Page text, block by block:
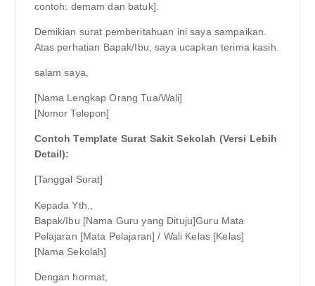
contoh: demam dan batuk].
Demikian surat pemberitahuan ini saya sampaikan.
Atas perhatian Bapak/Ibu, saya ucapkan terima kasih.
salam saya,
[Nama Lengkap Orang Tua/Wali]
[Nomor Telepon]
Contoh Template Surat Sakit Sekolah (Versi Lebih
Detail):
[Tanggal Surat]
Kepada Yth.,
Bapak/Ibu [Nama Guru yang Dituju]Guru Mata
Pelajaran [Mata Pelajaran] / Wali Kelas [Kelas]
[Nama Sekolah]
Dengan hormat,